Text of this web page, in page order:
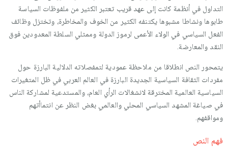
التداول في أنظمة كانت إلى عهد قريب تعتبر الكثير من ملفوظات السياسة
طابوها ونشاطا مشبوها يكتنفه الكثير من الخوف والمخاطرة، وتختزل وظائف
الفعل السياسي في الولاء الأعمى لرموز الدولة وممثلي السلطة المعدودين فوق
النقد والمعارضة.
يتمحور النص انطلاقا من ملاحظة عمودية لتمفصلاته الدلالية البارزة حول
مفردات الثقافة السياسية الجديدة البارزة في العالم العربي في ظل المتغيرات
السياسية العالمية المخترقة لانشغالات الرأي العام، والمستدعية لمشاركة الناس
في صياغة المشهد السياسي المحلي والعالمي بغض النظر عن انتماأتهم
ومواقفهم.
فهم النص